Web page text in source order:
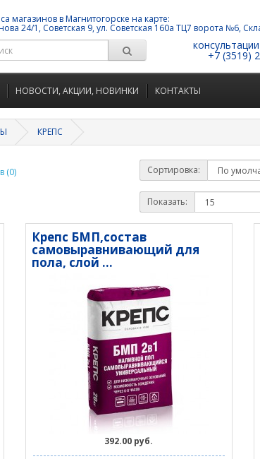
магазинов в Магнитогорске на карте:
24/1, Советская 9, ул. Советская 160а ТЦ7 ворота №6,
+7 (3519)
НОВОСТИ, АКЦИИ, НОВИНКИ КОНТАКТЫ
КРЕПС
(0) Сортировка:
Показать:
Крепс БМП,состав
самовыравнивающий для
пола, слой ...
392.00 руб.